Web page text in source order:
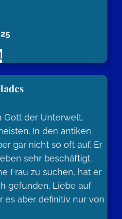
Gott der Unterwelt,
In den antiken
gar nicht so oft auf. Er
sehr beschäftigt.
Frau zu suchen, hat er
gefunden. Liebe auf
es aber definitiv nur von